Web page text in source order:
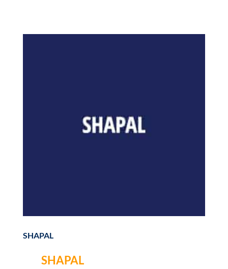
SHAPAL
SHAPAL